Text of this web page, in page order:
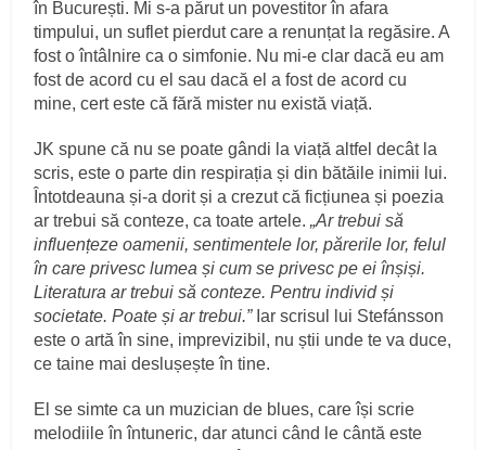
în București. Mi s-a părut un povestitor în afara
timpului, un suflet pierdut care a renunțat la regăsire. A
fost o întâlnire ca o simfonie. Nu mi-e clar dacă eu am
fost de acord cu el sau dacă el a fost de acord cu
mine, cert este că fără mister nu există viață.
JK spune că nu se poate gândi la viață altfel decât la
scris, este o parte din respirația și din bătăile inimii lui.
Întotdeauna și-a dorit și a crezut că ficțiunea și poezia
ar trebui să conteze, ca toate artele.„Ar trebui să
influențeze oamenii, sentimentele lor, părerile lor, felul
în care privesc lumea și cum se privesc pe ei înșiși.
Literatura ar trebui să conteze. Pentru individ și
societate. Poate și ar trebui.” Iar scrisul lui Stefánsson
este o artă în sine, imprevizibil, nu știi unde te va duce,
ce taine mai deslușește în tine.
El se simte ca un muzician de blues, care își scrie
melodiile în întuneric, dar atunci când le cântă este